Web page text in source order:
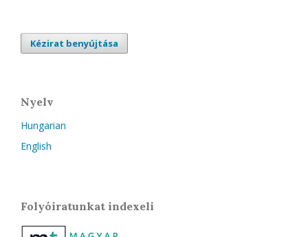
Kézirat benyújtása
Nyelv
Hungarian
English
Folyóiratunkat indexeli